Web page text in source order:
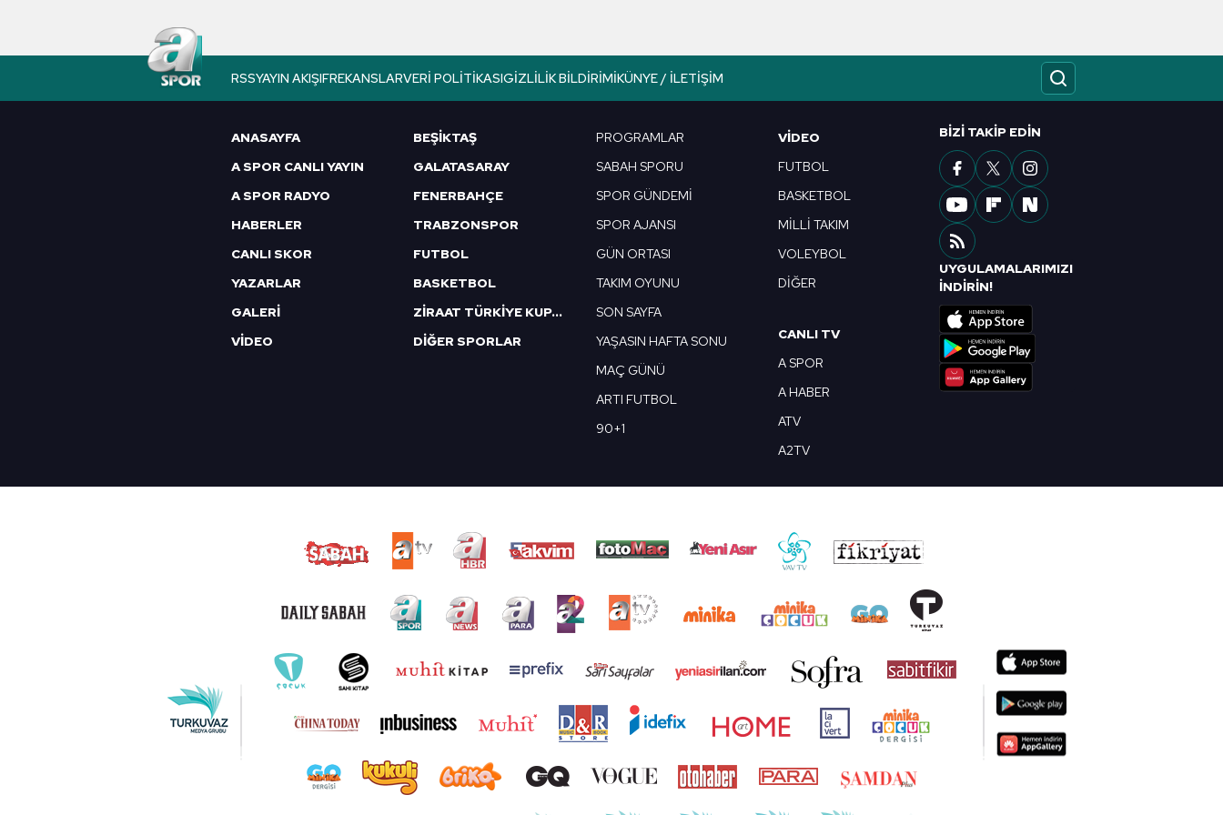
mevzuata uygun olarak kullanılan çerezlerle ilgili bilgi almak için lütfentıklayınız
RSSYAYIN AKIŞIFREKANSLARVERI POLITIKASIGIZLILIK BILDIRIMIKÜNYE / İLETIŞIM
ANASAYFA
A SPOR CANLI YAYIN
A SPOR RADYO
HABERLER
CANLI SKOR
YAZARLAR
GALERİ
VİDEO
BEŞİKTAŞ
GALATASARAY
FENERBAHÇE
TRABZONSPOR
FUTBOL
BASKETBOL
ZİRAAT TÜRKİYE KUPASI
DİĞER SPORLAR
PROGRAMLAR
SABAH SPORU
SPOR GÜNDEMİ
SPOR AJANSI
GÜN ORTASI
TAKIM OYUNU
SON SAYFA
YAŞASIN HAFTA SONU
MAÇ GÜNÜ
ARTI FUTBOL
90+1
VIDEO
FUTBOL
BASKETBOL
MİLLİ TAKIM
VOLEYBOL
DİĞER
CANLI TV
A SPOR
A HABER
ATV
A2TV
BIZI TAKIP EDIN
UYGULAMALARIMIZI
İNDİRİN!